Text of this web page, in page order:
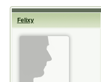
Felixy